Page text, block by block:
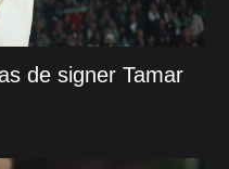
de signer Tamar